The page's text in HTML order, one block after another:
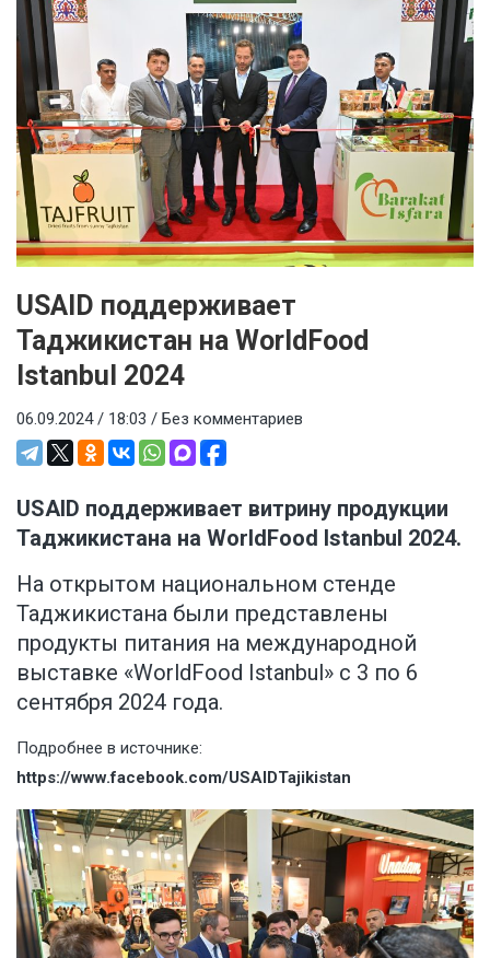
USAID поддерживает
Таджикистан на WorldFood
Istanbul 2024
06.09.2024 / 18:03 / Без комментариев
USAID поддерживает витрину продукции
Таджикистана на WorldFood Istanbul 2024.
На открытом национальном стенде
Таджикистана были представлены
продукты питания на международной
выставке «WorldFood Istanbul» с 3 по 6
сентября 2024 года.
Подробнее в источнике:
https://www.facebook.com/USAIDTajikistan